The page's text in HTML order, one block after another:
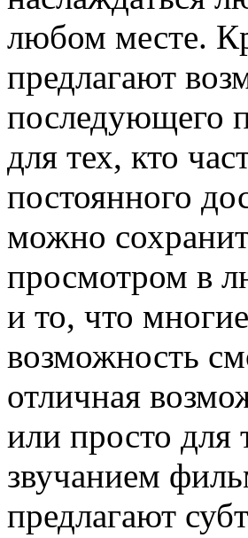
любом месте.
предлагают
последующего
для тех, кто
постоянного
можно
просмотром в
и то, что
возможность
отличная
или просто для
звучанием
предлагают